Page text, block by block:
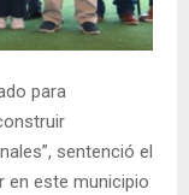
para
sentenció el
en este municipio